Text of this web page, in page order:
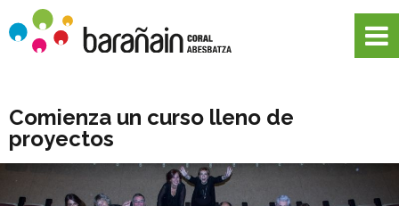
Comienza un curso lleno de
proyectos